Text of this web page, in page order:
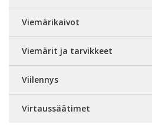
Viemärikaivot
Viemärit ja tarvikkeet
Viilennys
Virtaussäätimet